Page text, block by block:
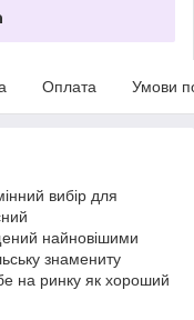
Оплата Умови
вибір для
найновішими
знамениту
на ринку як хороший